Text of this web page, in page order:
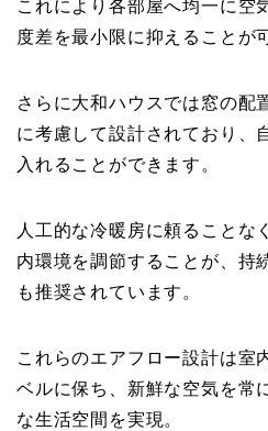
これにより各部屋へ均一に空
度差を最小限に抑えることが
さらに大和ハウスでは窓の配
に考慮して設計されており、
入れることができます。
人工的な冷暖房に頼ることな
内環境を調節することが、持
も推奨されています。
これらのエアフロー設計は室
ベルに保ち、新鮮な空気を常
な生活空間を実現。